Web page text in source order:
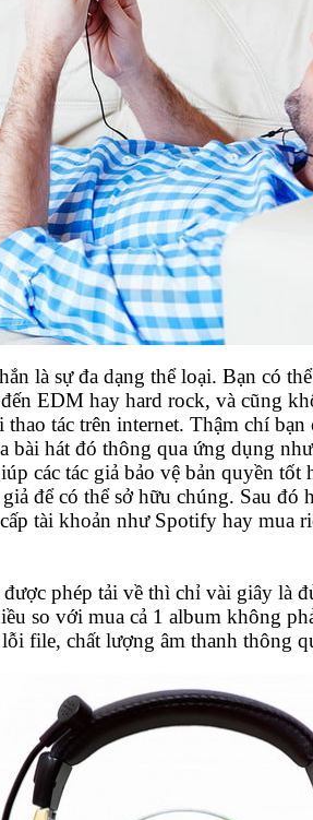
là sự đa dạng thể loại. Bạn có
EDM hay hard rock, và cũng
tác trên internet. Thậm chí
bài hát đó thông qua ứng dụng
các tác giả bảo vệ bản quyền
để có thể sở hữu chúng. Sau
tài khoản như Spotify hay mua
phép tải về thì chỉ vài giây là
so với mua cả 1 album không
file, chất lượng âm thanh thông